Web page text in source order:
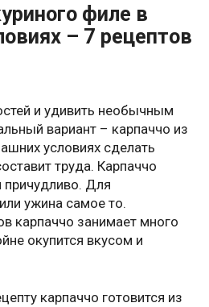
– 7 рецептов
и удивить необычным
вариант – карпаччо из
условиях сделать
труда. Карпаччо
Для
ужина самое то.
карпаччо занимает много
окупится вкусом и
карпаччо готовится из